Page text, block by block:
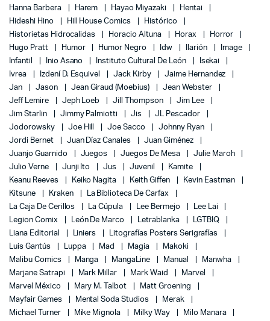
Hanna Barbera
Harem Hayao Miyazaki
Hentai
Hideshi Hino
Hill House Comics
Histórico
Historietas Hidrocalidas
Horacio Altuna Horax
Horror
Hugo Pratt
Humor Humor Negro Idw Ilarión
Image
Infantil
Inio Asano Instituto Cultural De León
Isekai
Ivrea
Izdení D. Esquivel Jack Kirby
Jaime Hernandez
Jan
Jason Jean Giraud (Moebius)
Jean Webster
Jeff Lemire
Jeph Loeb Jill Thompson
Jim Lee
Jim Starlin
Jimmy Palmiotti Jis
JL Pescador
Jodorowsky
Joe Hill Joe Sacco
Johnny Ryan
Jordi Bernet
Juan Díaz Canales
Juan Giménez
Juanjo Guarnido
Juegos Juegos De Mesa
Julie Maroh
Julio Verne
Junji Ito Jus Juvenil
Kamite
Keanu Reeves
Keiko Nagita Keith Giffen
Kevin Eastman
Kitsune
Kraken
La Biblioteca De Carfax
La Caja De Cerillos
La Cúpula Lee Bermejo
Lee Lai
Legion Comix
León De Marco Letrablanka
LGTBIQ
Liana Editorial
Liniers
Litografías Posters Serigrafías
Luis Gantús
Luppa Mad Magia
Makoki
Malibu Comics
Manga MangaLine Manual
Manwha
Marjane Satrapi
Mark Millar Mark Waid
Marvel
Marvel México
Mary M. Talbot
Matt Groening
Mayfair Games
Mental Soda Studios
Merak
Michael Turner
Mike Mignola Milky Way
Milo Manara